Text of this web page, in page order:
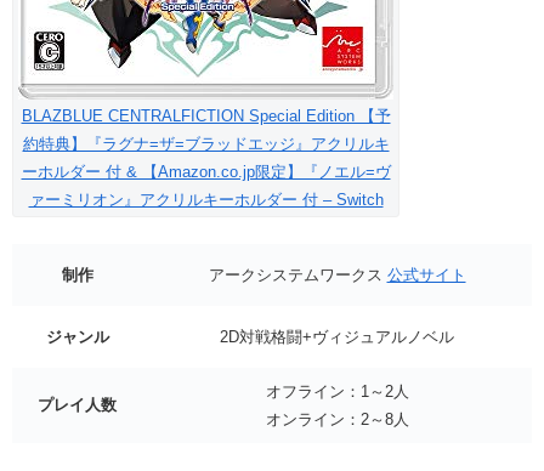
BLAZBLUE CENTRALFICTION Special Edition 【予
約特典】『ラグナ=ザ=ブラッドエッジ』アクリルキ
ーホルダー 付 & 【Amazon.co.jp限定】『ノエル=ヴ
ァーミリオン』アクリルキーホルダー 付 – Switch
制作 アークシステムワークス 公式サイト
ジャンル 2D対戦格闘+ヴィジュアルノベル
プレイ人数
オフライン：1～2人
オンライン：2～8人